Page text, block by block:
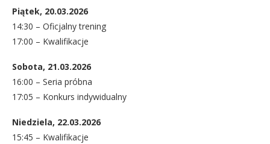
Piątek, 20.03.2026
14:30 – Oficjalny trening
17:00 – Kwalifikacje
Sobota, 21.03.2026
16:00 – Seria próbna
17:05 – Konkurs indywidualny
Niedziela, 22.03.2026
15:45 – Kwalifikacje